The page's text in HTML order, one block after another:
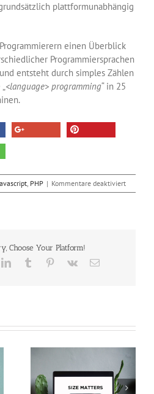
plattformunabhängig
einen Überblick
Programmiersprachen
entsteht durch simples Zählen
<language> programming“ in 25
, PHP | Kommentare deaktiviertfür
TIOBE
Choose Your Platform!
LinkedInTumblr Pinterest
Vk
E-
Perfekte Video-